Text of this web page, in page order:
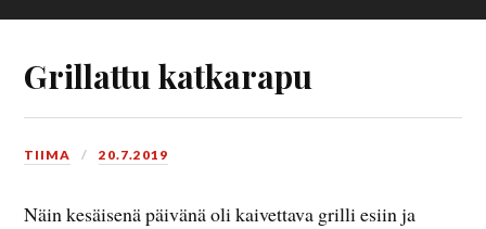
Grillattu katkarapu
TIIMA 20.7.2019
Näin kesäisenä päivänä oli kaivettava grilli esiin ja